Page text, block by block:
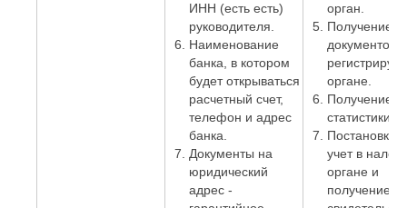
ИНН (есть есть)
руководителя.
Наименование
банка, в котором
будет открываться
расчетный счет,
телефон и адрес
банка.
Документы на
юридический
адрес -
орган.
Получение
документов в
органе.
Получение
статистики.
Постановка
учет в
органе и
получение